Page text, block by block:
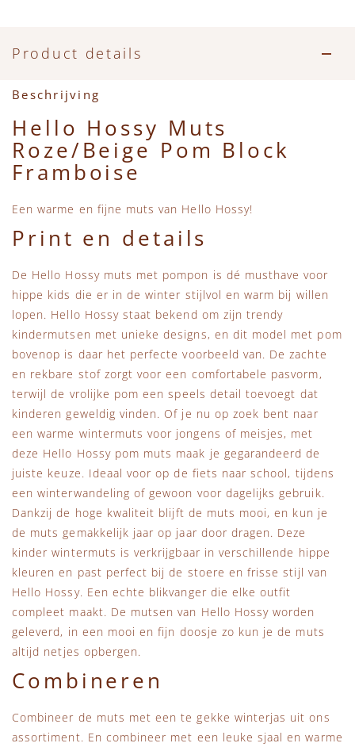
Zwemkleding
Feestkleding
Beren, Speendoekjes en Knuffeldoekjes
Tassen
Verzorgingsproducten
Beren
Mini Rodini
+1 in the family
New Balance
Piupiuchick
Tiny Cottons
Product details
Beschrijving
Hello Hossy Muts
Roze/Beige Pom Block
Framboise
Een warme en fijne muts van Hello Hossy!
Print en details
De Hello Hossy muts met pompon is dé musthave voor
hippe kids die er in de winter stijlvol en warm bij willen
lopen. Hello Hossy staat bekend om zijn trendy
kindermutsen met unieke designs, en dit model met pom
bovenop is daar het perfecte voorbeeld van. De zachte
en rekbare stof zorgt voor een comfortabele pasvorm,
terwijl de vrolijke pom een speels detail toevoegt dat
kinderen geweldig vinden. Of je nu op zoek bent naar
een warme wintermuts voor jongens of meisjes, met
deze Hello Hossy pom muts maak je gegarandeerd de
juiste keuze. Ideaal voor op de fiets naar school, tijdens
een winterwandeling of gewoon voor dagelijks gebruik.
Dankzij de hoge kwaliteit blijft de muts mooi, en kun je
de muts gemakkelijk jaar op jaar door dragen. Deze
kinder wintermuts is verkrijgbaar in verschillende hippe
kleuren en past perfect bij de stoere en frisse stijl van
Hello Hossy. Een echte blikvanger die elke outfit
compleet maakt. De mutsen van Hello Hossy worden
geleverd, in een mooi en fijn doosje zo kun je de muts
altijd netjes opbergen.
Combineren
Combineer de muts met een te gekke winterjas uit ons
assortiment. En combineer met een leuke sjaal en warme